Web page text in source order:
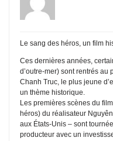
Le sang des héros, un film
Ces dernières années,
d’outre-mer) sont rentrés au
Chanh Truc, le plus jeune
un thème historique.
Les premières scènes du
héros) du réalisateur
aux États-Unis – sont
producteur avec un